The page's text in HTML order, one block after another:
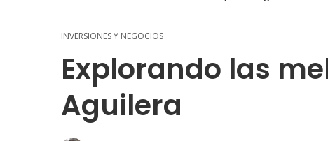
INVERSIONES Y NEGOCIOS
Explorando las
Aguilera